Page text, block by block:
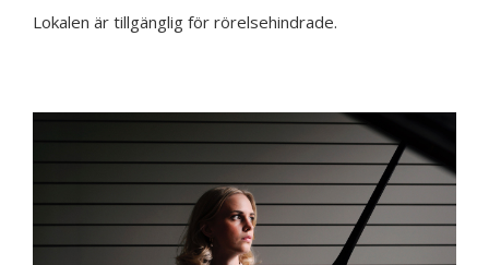
Lokalen är tillgänglig för rörelsehindrade.